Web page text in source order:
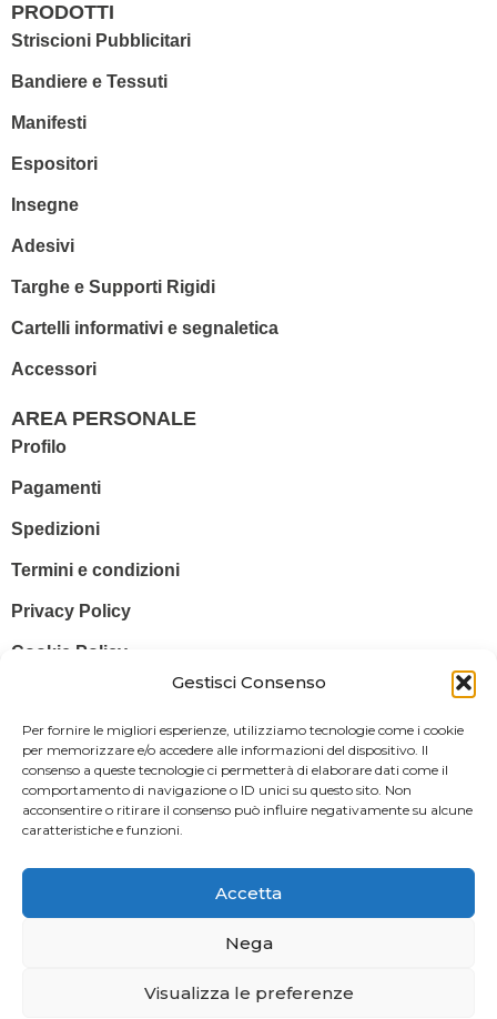
Gestisci Consenso
Per fornire le migliori esperienze, utilizziamo tecnologie come i cookie
per memorizzare e/o accedere alle informazioni del dispositivo. Il
consenso a queste tecnologie ci permetterà di elaborare dati come il
comportamento di navigazione o ID unici su questo sito. Non
acconsentire o ritirare il consenso può influire negativamente su alcune
caratteristiche e funzioni.
Accetta
Nega
Visualizza le preferenze
PRODOTTI
Striscioni Pubblicitari
Bandiere e Tessuti
Manifesti
Espositori
Insegne
Adesivi
Targhe e Supporti Rigidi
Cartelli informativi e segnaletica
Accessori
AREA PERSONALE
Profilo
Pagamenti
Spedizioni
Termini e condizioni
Privacy Policy
Cookie Policy
Legale: Via Silvio Pellico, 43 97015 MODICA (RG) – P. IVA: IT
01470350883
Powered ByIl Brandificio
Registro nazionale degli aiuti di Stato di cui all’art. 52 della L. 234/2012
in modo da adempiere all’obbligo informativo relativo ai contributi
concorrenza – art. 1, commi 125 – 129), successivamente modificata